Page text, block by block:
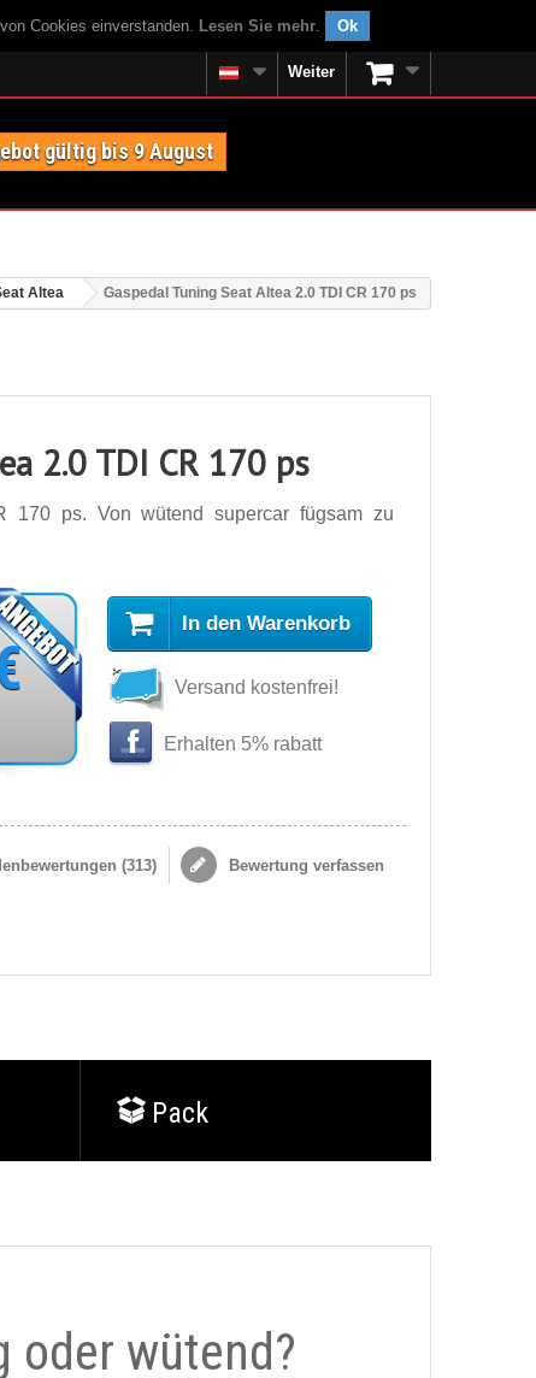
Cookies einverstanden. Lesen Sie mehr. Ok
Weiter
gültig bis 9 August
Altea Gaspedal Tuning Seat Altea 2.0 TDI CR 170 ps
2.0 TDI CR 170 ps
170 ps. Von wütend supercar fügsam zu
In den Warenkorb
Versand kostenfrei!
Erhalten 5% rabatt
(313) Bewertung verfassen
Pack
oder wütend?